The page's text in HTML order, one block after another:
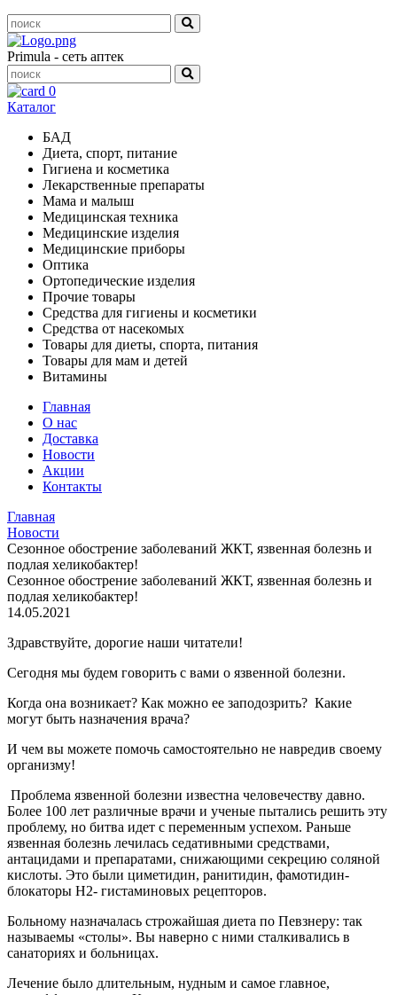
Primula - сеть аптек
0
Каталог
БАД
Диета, спорт, питание
Гигиена и косметика
Лекарственные препараты
Мама и малыш
Медицинская техника
Медицинские изделия
Медицинские приборы
Оптика
Ортопедические изделия
Прочие товары
Средства для гигиены и косметики
Средства от насекомых
Товары для диеты, спорта, питания
Товары для мам и детей
Витамины
Главная
О нас
Доставка
Новости
Акции
Контакты
Главная
Новости
Сезонное обострение заболеваний ЖКТ, язвенная болезнь и
подлая хеликобактер!
Сезонное обострение заболеваний ЖКТ, язвенная болезнь и
подлая хеликобактер!
14.05.2021
Здравствуйте, дорогие наши читатели!
Сегодня мы будем говорить с вами о язвенной болезни.
Когда она возникает? Как можно ее заподозрить? Какие
могут быть назначения врача?
И чем вы можете помочь самостоятельно не навредив своему
организму!
Проблема язвенной болезни известна человечеству давно.
Более 100 лет различные врачи и ученые пытались решить эту
проблему, но битва идет с переменным успехом. Раньше
язвенная болезнь лечилась седативными средствами,
антацидами и препаратами, снижающими секрецию соляной
кислоты. Это были циметидин, ранитидин, фамотидин-
блокаторы Н2- гистаминовых рецепторов.
Больному назначалась строжайшая диета по Певзнеру: так
называемы «столы». Вы наверно с ними сталкивались в
санаториях и больницах.
Лечение было длительным, нудным и самое главное,